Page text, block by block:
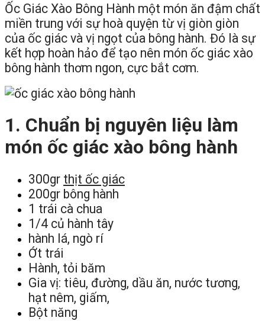
Ốc Giác Xào Bông Hành một món ăn đậm chất
miền trung với sự hoà quyện từ vị giòn giòn
của ốc giác và vị ngọt của bông hành. Đó là sự
kết hợp hoàn hảo để tạo nên món ốc giác xào
bông hành thơm ngon, cực bắt cơm.
1. Chuẩn bị nguyên liệu làm
món ốc giác xào bông hành
300gr thịt ốc giác
200gr bông hành
1 trái cà chua
1/4 củ hành tây
hành lá, ngò rí
Ớt trái
Hành, tỏi băm
Gia vị: tiêu, đường, dầu ăn, nước tương,
hạt nêm, giấm,
Bột năng